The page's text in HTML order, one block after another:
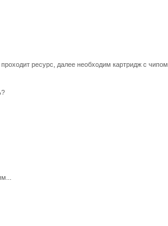
ресурс, далее необходим картридж с чипом